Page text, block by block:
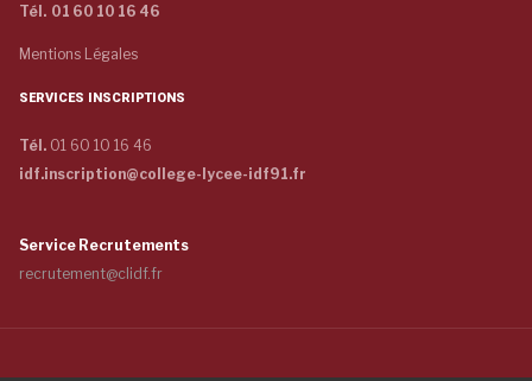
Tél. 01 60 10 16 46
Mentions Légales
SERVICES INSCRIPTIONS
Tél. 01 60 10 16 46
idf.inscription@college-lycee-idf91.fr
Service Recrutements
recrutement@clidf.fr